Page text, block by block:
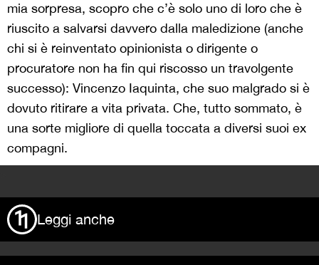
mia sorpresa, scopro che c’è solo uno di loro che è
riuscito a salvarsi davvero dalla maledizione (anche
chi si è reinventato opinionista o dirigente o
procuratore non ha fin qui riscosso un travolgente
successo): Vincenzo Iaquinta, che suo malgrado si è
dovuto ritirare a vita privata. Che, tutto sommato, è
una sorte migliore di quella toccata a diversi suoi ex
compagni.
Leggi anche